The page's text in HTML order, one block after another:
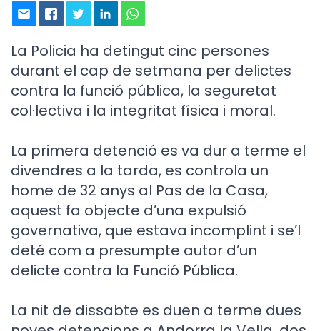
La Policia ha detingut cinc persones
durant el cap de setmana per delictes
contra la funció pública, la seguretat
col·lectiva i la integritat física i moral.
La primera detenció es va dur a terme el
divendres a la tarda, es controla un
home de 32 anys al Pas de la Casa,
aquest fa objecte d’una expulsió
governativa, que estava incomplint i se’l
deté com a presumpte autor d’un
delicte contra la Funció Pública.
La nit de dissabte es duen a terme dues